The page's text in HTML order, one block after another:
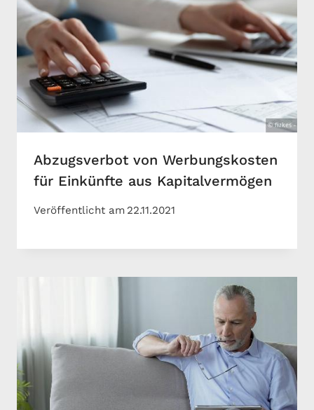
Abzugsverbot von Werbungskosten
für Einkünfte aus Kapitalvermögen
Veröffentlicht am 22.11.2021